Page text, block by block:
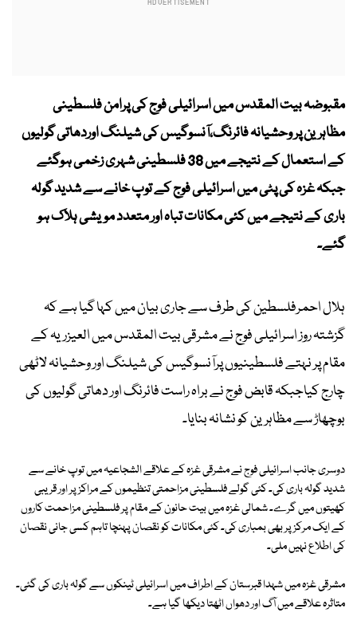
مقبوضہ بیت المقدس میں اسرائیلی فوج کی پرامن فلسطینی
مظاہرین پر وحشیانہ فائرنگ،آنسوگیس کی شیلنگ اوردھاتی گولیوں
کے استعمال کے نتیجے میں 38 فلسطینی شہری زخمی ہوگئے
جبکہ غزہ کی پٹی میں اسرائیلی فوج کے توپ خانے سے شدید گولہ
باری کے نتیجے میں کئی مکانات تباہ اور متعدد مویشی ہلاک ہو
گئے۔
ہلال احمرفلسطین کی طرف سے جاری بیان میں کہا گیا ہے کہ
گزشتہ روز اسرائیلی فوج نے مشرقی بیت المقدس میں العیزریہ کے
مقام پر نہتے فلسطینیوں پرآنسوگیس کی شیلنگ اور وحشیانہ لاٹھی
چارج کیاجبکہ قابض فوج نے براہ راست فائرنگ اور دھاتی گولیوں کی
بوچھاڑ سے مظاہرین کو نشانہ بنایا۔
دوسری جانب اسرائیلی فوج نے مشرقی غزہ کے علاقے الشجاعیہ میں توپ خانے سے
شدید گولہ باری کی۔ کئی گولے فلسطینی مزاحمتی تنظیموں کے مراکز پر اور قریبی
کھیتوں میں گرے۔ شمالی غزہ میں بیت حانون کے مقام پر فلسطینی مزاحمت کاروں
کے ایک مرکز پر بھی بمباری کی۔ کئی مکانات کو نقصان پہنچا تاہم کسی جانی نقصان
کی اطلاع نہیں ملی۔
مشرقی غزہ میں شہدا قبرستان کے اطراف میں اسرائیلی ٹینکوں سے گولہ باری کی گئی۔
متاثرہ علاقے میں آگ اور دھواں اٹھتا دیکھا گیا ہے۔